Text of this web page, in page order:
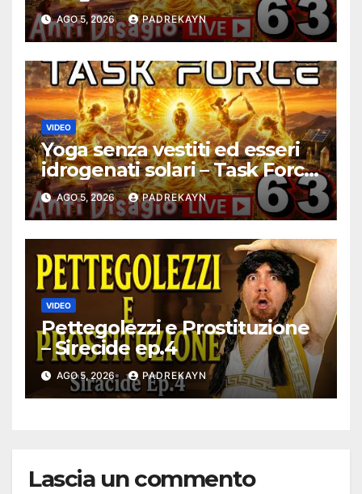
Antidisagio ep. 63
AGO 5, 2026 PADREKAYN
VIDEO
Yoga senza vestiti ed esseri
idrogenati solari – Task Force
Antidisagio 63
AGO 5, 2026 PADREKAYN
VIDEO
Pettegolezzi e Prostituzione
– Sirecide ep.4
AGO 5, 2026 PADREKAYN
Lascia un commento